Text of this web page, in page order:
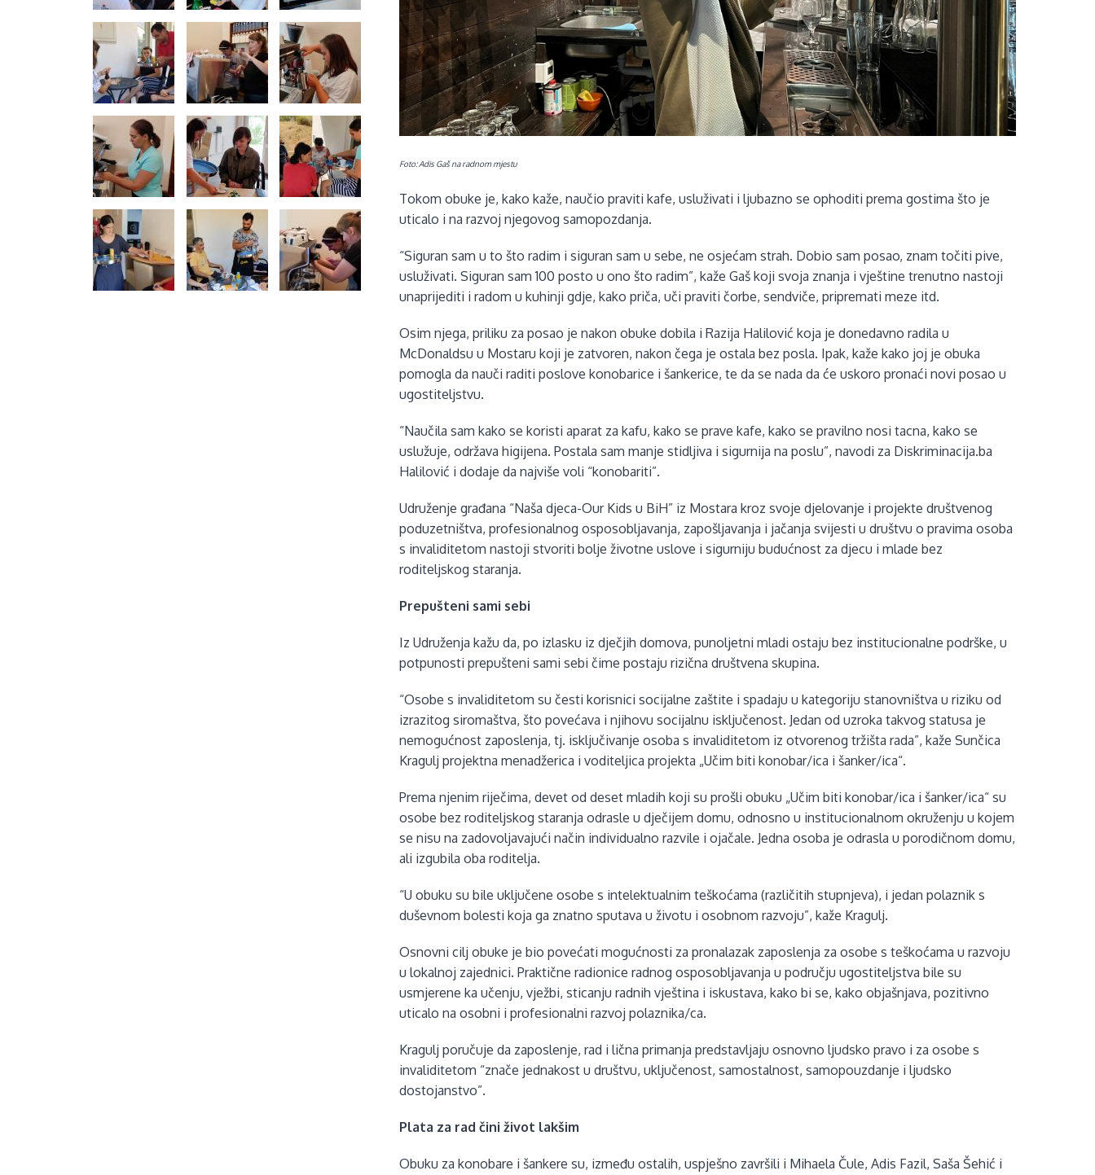
Foto: Adis Gaš na radnom mjestu
Tokom obuke je, kako kaže, naučio praviti kafe, usluživati i ljubazno se ophoditi prema gostima što je
uticalo i na razvoj njegovog samopozdanja.
“Siguran sam u to što radim i siguran sam u sebe, ne osjećam strah. Dobio sam posao, znam točiti pive,
usluživati. Siguran sam 100 posto u ono što radim”, kaže Gaš koji svoja znanja i vještine trenutno nastoji
unaprijediti i radom u kuhinji gdje, kako priča, uči praviti čorbe, sendviče, pripremati meze itd.
Osim njega, priliku za posao je nakon obuke dobila i Razija Halilović koja je donedavno radila u
McDonaldsu u Mostaru koji je zatvoren, nakon čega je ostala bez posla. Ipak, kaže kako joj je obuka
pomogla da nauči raditi poslove konobarice i šankerice, te da se nada da će uskoro pronaći novi posao u
ugostiteljstvu.
“Naučila sam kako se koristi aparat za kafu, kako se prave kafe, kako se pravilno nosi tacna, kako se
uslužuje, održava higijena. Postala sam manje stidljiva i sigurnija na poslu”, navodi za Diskriminacija.ba
Halilović i dodaje da najviše voli “konobariti”.
Udruženje građana “Naša djeca-Our Kids u BiH” iz Mostara kroz svoje djelovanje i projekte društvenog
poduzetništva, profesionalnog osposobljavanja, zapošljavanja i jačanja svijesti u društvu o pravima osoba
s invaliditetom nastoji stvoriti bolje životne uslove i sigurniju budućnost za djecu i mlade bez
roditeljskog staranja.
Prepušteni sami sebi
Iz Udruženja kažu da, po izlasku iz dječjih domova, punoljetni mladi ostaju bez institucionalne podrške, u
potpunosti prepušteni sami sebi čime postaju rizična društvena skupina.
“Osobe s invaliditetom su česti korisnici socijalne zaštite i spadaju u kategoriju stanovništva u riziku od
izrazitog siromaštva, što povećava i njihovu socijalnu isključenost. Jedan od uzroka takvog statusa je
nemogućnost zaposlenja, tj. isključivanje osoba s invaliditetom iz otvorenog tržišta rada”, kaže Sunčica
Kragulj projektna menadžerica i voditeljica projekta „Učim biti konobar/ica i šanker/ica“.
Prema njenim riječima, devet od deset mladih koji su prošli obuku „Učim biti konobar/ica i šanker/ica“ su
osobe bez roditeljskog staranja odrasle u dječijem domu, odnosno u institucionalnom okruženju u kojem
se nisu na zadovoljavajući način individualno razvile i ojačale. Jedna osoba je odrasla u porodičnom domu,
ali izgubila oba roditelja.
“U obuku su bile uključene osobe s intelektualnim teškoćama (različitih stupnjeva), i jedan polaznik s
duševnom bolesti koja ga znatno sputava u životu i osobnom razvoju”, kaže Kragulj.
Osnovni cilj obuke je bio povećati mogućnosti za pronalazak zaposlenja za osobe s teškoćama u razvoju
u lokalnoj zajednici. Praktične radionice radnog osposobljavanja u području ugostiteljstva bile su
usmjerene ka učenju, vježbi, sticanju radnih vještina i iskustava, kako bi se, kako objašnjava, pozitivno
uticalo na osobni i profesionalni razvoj polaznika/ca.
Kragulj poručuje da zaposlenje, rad i lična primanja predstavljaju osnovno ljudsko pravo i za osobe s
invaliditetom “znače jednakost u društvu, uključenost, samostalnost, samopouzdanje i ljudsko
dostojanstvo”.
Plata za rad čini život lakšim
Obuku za konobare i šankere su, između ostalih, uspješno završili i Mihaela Čule, Adis Fazil, Saša Šehić i